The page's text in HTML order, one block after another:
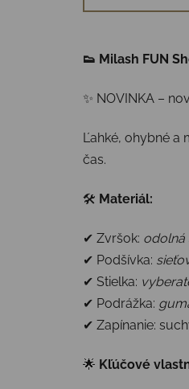
👟 Milash FUN
✨ NOVINKA –
Ľahké, ohybné a
čas.
🛠 Materiál:
✔ Zvršok: odolná
✔ Podšívka:
✔ Stielka:
✔ Podrážka:
✔ Zapínanie:
🌟 Kľúčové